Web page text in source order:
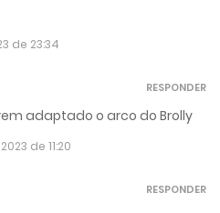
de 23:34
adaptado o arco do Brolly
de 11:20
RESPONDER
RESPONDER